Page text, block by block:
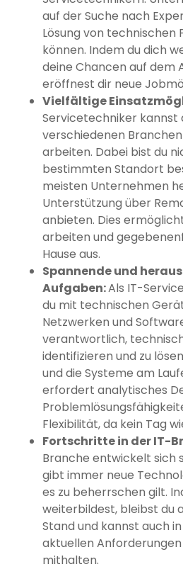
auf der Suche nach
Lösung von technischen
können. Indem du dich
deine Chancen auf dem
eröffnest dir neue
Vielfältige
Servicetechniker kannst
verschiedenen
arbeiten. Dabei bist du
bestimmten Standort
meisten Unternehmen
Unterstützung über
anbieten. Dies
arbeiten und
Hause aus.
Spannende und
Aufgaben:Als IT-
du mit technischen
Netzwerken und
verantwortlich,
identifizieren und zu
und die Systeme am
erfordert analytisches
Flexibilität, da kein Tag
Fortschritte in der IT-
Branche entwickelt sich
gibt immer neue
es zu beherrschen gilt.
weiterbildest, bleibst du
Stand und kannst auch
aktuellen
mithalten.